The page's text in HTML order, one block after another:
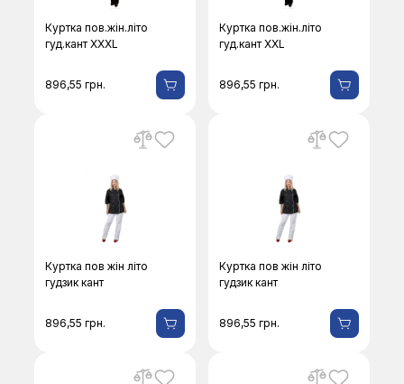
Куртка пов.жін.літо
гуд.кант XХХL
896,55грн.
Куртка пов.жін.літо
гуд.кант ХХL
896,55грн.
Куртка пов жін літо
гудзик кант
896,55грн.
Куртка пов жін літо
гудзик кант
896,55грн.